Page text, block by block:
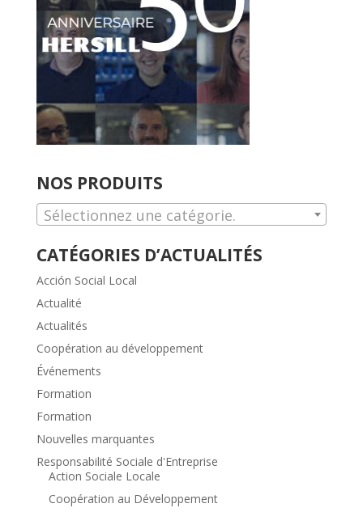
NOS PRODUITS
Sélectionnez une catégorie.
CATÉGORIES D’ACTUALITÉS
Acción Social Local
Actualité
Actualités
Coopération au développement
Événements
Formation
Formation
Nouvelles marquantes
Responsabilité Sociale d'Entreprise
Action Sociale Locale
Coopération au Développement